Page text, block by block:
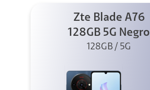
Zte Blade A76
128GB 5G Negro
128GB / 5G